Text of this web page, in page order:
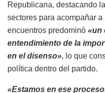
Republicana, destacando
sectores para acompañar
encuentros predominó «un
entendimiento de la
en el disenso», lo que
política dentro del partido.
«Estamos en ese